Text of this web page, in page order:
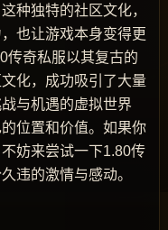
种独特的社区文化，
也让游戏本身变得更
传奇私服以其复古的
化，成功吸引了大量
与机遇的虚拟世界
位置和价值。如果你
妨来尝试一下1.80传
违的激情与感动。